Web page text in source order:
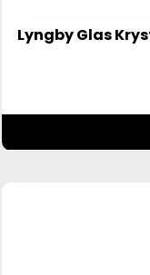
Lyngby Glas